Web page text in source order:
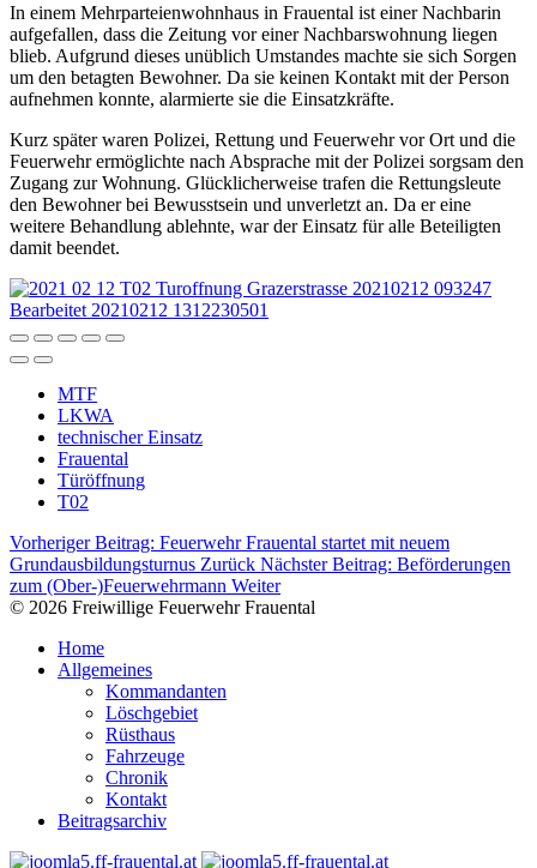
In einem Mehrparteienwohnhaus in Frauental ist einer Nachbarin
aufgefallen, dass die Zeitung vor einer Nachbarswohnung liegen
blieb. Aufgrund dieses unüblich Umstandes machte sie sich Sorgen
um den betagten Bewohner. Da sie keinen Kontakt mit der Person
aufnehmen konnte, alarmierte sie die Einsatzkräfte.
Kurz später waren Polizei, Rettung und Feuerwehr vor Ort und die
Feuerwehr ermöglichte nach Absprache mit der Polizei sorgsam den
Zugang zur Wohnung. Glücklicherweise trafen die Rettungsleute
den Bewohner bei Bewusstsein und unverletzt an. Da er eine
weitere Behandlung ablehnte, war der Einsatz für alle Beteiligten
damit beendet.
MTF
LKWA
technischer Einsatz
Frauental
Türöffnung
T02
Vorheriger Beitrag: Feuerwehr Frauental startet mit neuem
Grundausbildungsturnus Zurück Nächster Beitrag: Beförderungen
zum (Ober-)Feuerwehrmann Weiter
© 2026 Freiwillige Feuerwehr Frauental
Home
Allgemeines
Kommandanten
Löschgebiet
Rüsthaus
Fahrzeuge
Chronik
Kontakt
Beitragsarchiv